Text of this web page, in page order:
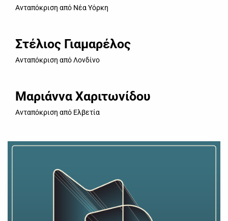
Ανταπόκριση από Νέα Υόρκη
Στέλιος Γιαμαρέλος
Ανταπόκριση από Λονδίνο
Μαριάννα Χαριτωνίδου
Ανταπόκριση από Ελβετία